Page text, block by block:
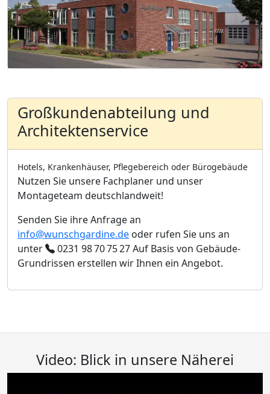
Großkundenabteilung und
Architektenservice
Hotels, Krankenhäuser, Pflegebereich oder Bürogebäude
Nutzen Sie unsere Fachplaner und unser
Montageteam deutschlandweit!
Senden Sie ihre Anfrage an
info@wunschgardine.de oder rufen Sie uns an
unter
0231 98 70 75 27Auf Basis von Gebäude-
Grundrissen erstellen wir Ihnen ein Angebot.
Video: Blick in unsere Näherei